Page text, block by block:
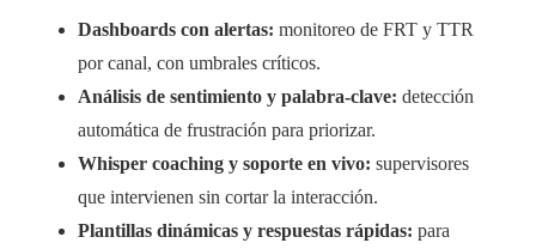
Dashboards con alertas: monitoreo de FRT y TTR
por canal, con umbrales críticos.
Análisis de sentimiento y palabra-clave: detección
automática de frustración para priorizar.
Whisper coaching y soporte en vivo: supervisores
que intervienen sin cortar la interacción.
Plantillas dinámicas y respuestas rápidas: para